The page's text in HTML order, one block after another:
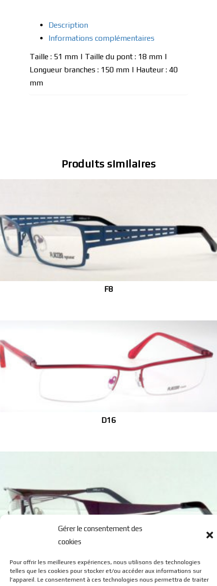
Gérer le consentement des
cookies
Pour offrir les meilleures expériences, nous utilisons des technologies
telles que les cookies pour stocker et/ou accéder aux informations sur
l'appareil. Le consentement à ces technologies nous permettra de traiter
Description
Informations complémentaires
Taille : 51 mm | Taille du pont : 18 mm |
Longueur branches : 150 mm | Hauteur : 40
mm
Produits similaires
F8
D16
F9